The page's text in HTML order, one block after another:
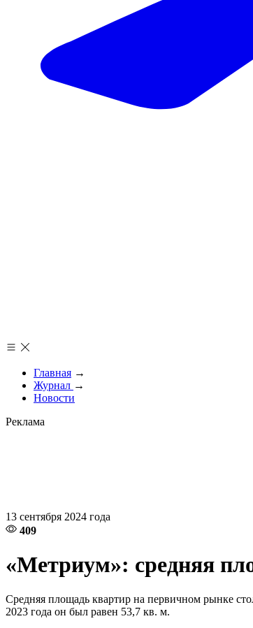
Главная →
Журнал →
Новости
Реклама
13 сентября 2024 года
409
«Метриум»: средняя
Средняя площадь квартир на первичном рынке
2023 года он был равен 53,7 кв. м.